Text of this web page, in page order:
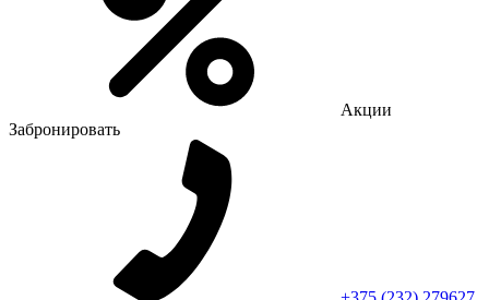
Акции
Забронировать